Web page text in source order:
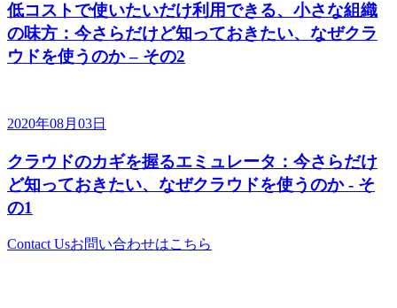
低コストで使いたいだけ利用できる、小さな組織
の味方：今さらだけど知っておきたい、なぜクラ
ウドを使うのか – その2
2020年08月03日
クラウドのカギを握るエミュレータ：今さらだけ
ど知っておきたい、なぜクラウドを使うのか - そ
の1
Contact Usお問い合わせはこちら